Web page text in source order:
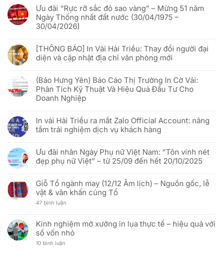
“đánh
thức”
cờ
phướn
quảng
công
nghệ
Phygital
lễ
Giỗ
Tổ
Hùng
Vương
–
01/05/2026
bình
luận
ở
[Thông
Báo]
en.haitrieu.com:
Quyết
định
để
phục
vụ
khách
hàng
hơn
Ưu đãi “Rực rỡ sắc đỏ sao vàng” – Mừng 51 năm
Ngày Thống nhất đất nước (30/04/1975 –
30/04/2026)
bình
luận
ở
“Rực
rỡ
sắc
đỏ
sao
Mừng
51
năm
nhất
đất
nước
(30/04/1975
30/04/2026)
[THÔNG BÁO] In Vải Hải Triều: Thay đổi người đại
diện và cập nhật địa chỉ văn phòng mới
bình
luận
ở
[THÔNG
BÁO]
Hải
Triều:
Thay
đại
diện
và
địa
chỉ
văn
phòng
mới
(Báo Hưng Yên) Báo Cáo Thị Trường In Cờ Vải:
Phân Tích Kỹ Thuật Và Hiệu Quả Đầu Tư Cho
Doanh Nghiệp
bình
luận
ở
Yên)
Báo
Cáo
Thị
In
Cờ
Vải:
Phân
Tích
Và
Hiệu
Quả
Tư
In vải Hải Triều ra mắt Zalo Official Account: nâng
tầm trải nghiệm dịch vụ khách hàng
bình
luận
ở
Hải
Triều
ra
mắt
Zalo
nâng
tầm
trải
nghiệm
dịch
Ưu đãi nhân Ngày Phụ nữ Việt Nam: “Tôn vinh nét
đẹp phụ nữ Việt” – từ 25/09 đến hết 20/10/2025
bình
luận
ở
Ưu
đãi
Phụ
nữ
Việt
Nam:
Giỗ Tổ ngành may (12/12 Âm lịch) – Nguồn gốc, lễ
vật & văn khấn cúng Tổ
47 bình luậnở
ngành
may
(12/12
Kinh nghiệm mở xưởng in lụa thực tế – hiệu quả với
số vốn nhỏ
10 bình luậnở